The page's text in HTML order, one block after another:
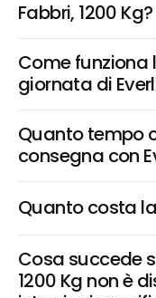
Fabbri, 1200 Kg?
Come funziona
giornata di
Quanto tempo
consegna con
Quanto costa
Cosa succede
1200 Kg non è